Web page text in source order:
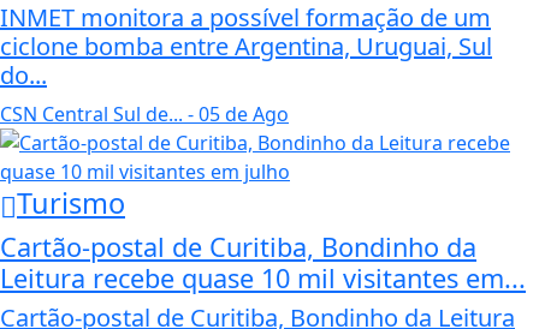
INMET monitora a possível formação de um
ciclone bomba entre Argentina, Uruguai, Sul
do...
CSN Central Sul de... - 05 de Ago
Turismo
Cartão-postal de Curitiba, Bondinho da
Leitura recebe quase 10 mil visitantes em...
Cartão-postal de Curitiba, Bondinho da Leitura